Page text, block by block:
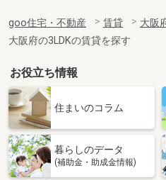
専有面積
27.41m²
間取り
大阪府大阪市淀川区西宮原１
価 格
8.30万円
大阪府
専有面積 25.2m²
間取り
goo住宅・不動産 賃貸
大阪
大阪府の3LDKの賃貸を探す
お役立ち情報
住まいのコラム
暮らしのデータ
(補助金・助成金情報)